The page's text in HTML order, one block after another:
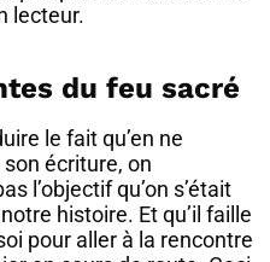
lecteur.
du feu sacré
le fait qu’en ne
écriture, on
l’objectif qu’on s’était
histoire. Et qu’il faille
pour aller à la rencontre